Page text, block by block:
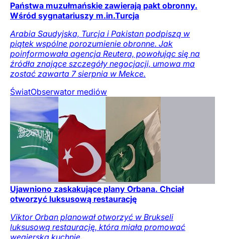
Państwa muzułmańskie zawierają pakt obronny.
Wśród sygnatariuszy m.in.Turcja
Arabia Saudyjska, Turcja i Pakistan podpiszą w
piątek wspólne porozumienie obronne. Jak
poinformowała agencja Reutera, powołując się na
źródła znające szczegóły negocjacji, umowa ma
zostać zawarta 7 sierpnia w Mekce.
ŚwiatObserwator mediów
Ujawniono zaskakujące plany Orbana. Chciał
otworzyć luksusową restaurację
Viktor Orban planował otworzyć w Brukseli
luksusową restaurację, która miała promować